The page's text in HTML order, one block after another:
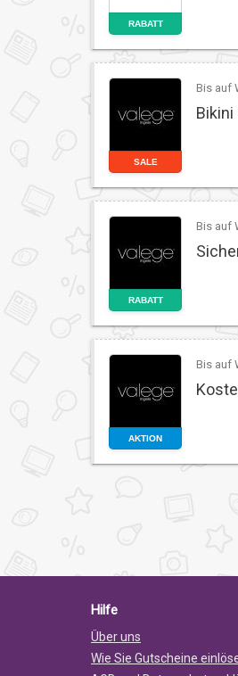
RABATT
SALE
Bis auf
RABATT
Bis auf
AKTION
Bis auf
Hilfe
Über uns
Wie Sie Gutscheine